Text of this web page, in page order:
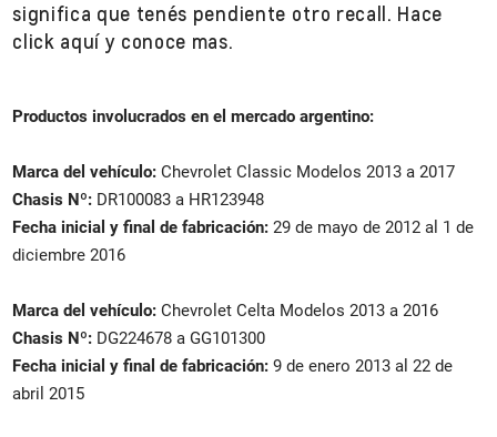
significa que tenés pendiente otro recall. Hace
click aquí y conoce mas.
Productos involucrados en el mercado argentino:
Marca del vehículo:Chevrolet Classic Modelos 2013 a 2017
Chasis Nº: DR100083 a HR123948
Fecha inicial y final de fabricación: 29 de mayo de 2012 al 1 de
diciembre 2016
Marca del vehículo: Chevrolet Celta Modelos 2013 a 2016
Chasis Nº: DG224678 a GG101300
Fecha inicial y final de fabricación: 9 de enero 2013 al 22 de
abril 2015